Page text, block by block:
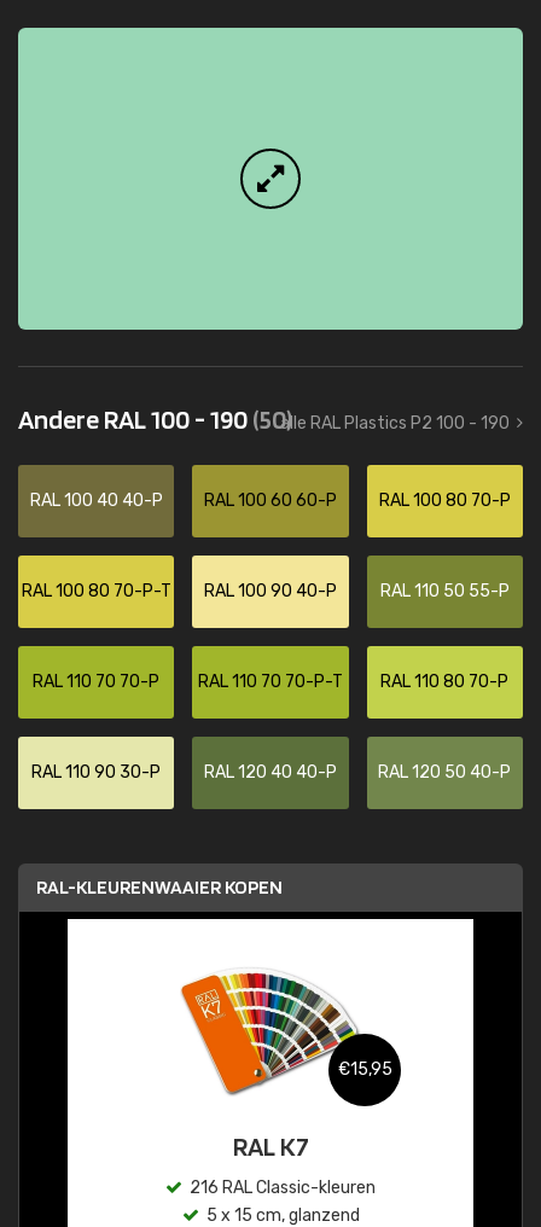
Andere RAL 100 - 190(50)alle RAL Plastics P2 100 - 190
RAL 100 40 40-P RAL 100 60 60-P RAL 100 80 70-P
RAL 100 80 70-P-T RAL 100 90 40-P RAL 110 50 55-P
RAL 110 70 70-P RAL 110 70 70-P-T RAL 110 80 70-P
RAL 110 90 30-P RAL 120 40 40-P RAL 120 50 40-P
RAL-KLEURENWAAIER KOPEN
€15,95
RAL K7
216 RAL Classic-kleuren
5 x 15 cm, glanzend